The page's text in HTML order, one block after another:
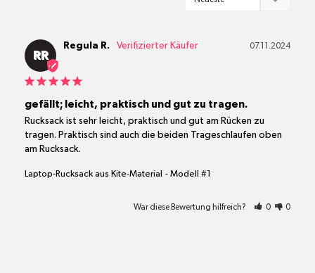
RR
07.11.2024
Regula R.
gefällt; leicht, praktisch und gut zu tragen.
Rucksack ist sehr leicht, praktisch und gut am Rücken zu
tragen. Praktisch sind auch die beiden Trageschlaufen oben
am Rucksack.
Laptop-Rucksack aus Kite-Material Modell #1
War diese Bewertung hilfreich? 0 0